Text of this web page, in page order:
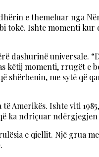
e themeluar nga
tokë. Ishte momenti kur
dashurinë universale.
këtij momenti, rrugët e
shërbenin, me sytë që
Amerikës. Ishte viti
ka ndriçuar ndërgjegjen
e qiellit. Një grua